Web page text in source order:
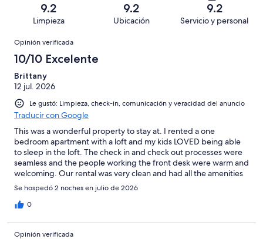
opiniones
opiniones
de
opiniones
Basada
de
opiniones
Terrible.
Basada
de
149
opiniones
9.2
Limpieza
9.2
Ubicación
9.2
Servicio y personal
Opiniones
Opinión verificada
10/10 Excelente
Brittany
12 jul. 2026
Le gustó: Limpieza, check-in, comunicación y veracidad del anuncio
Traducir con Google
This was a wonderful property to stay at. I rented a one
bedroom apartment with a loft and my kids LOVED being able
to sleep in the loft. The check in and check out processes were
seamless and the people working the front desk were warm and
welcoming. Our rental was very clean and had all the amenities
we could possibly need. The location was within walking
distance to everything and the views from our balcony were
gorgeous. I will absolutely stay here in the future!
Se hospedó 2 noches en julio de 2026
0
Opinión verificada